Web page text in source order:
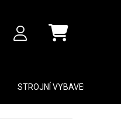
Nákupní košík
STROJNÍ VYBAVENÍ